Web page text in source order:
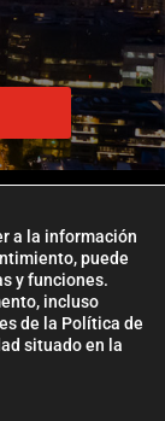
a la información
puede
y funciones.
incluso
de la Política de
situado en la